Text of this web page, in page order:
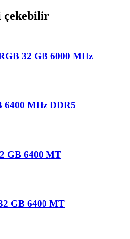
çekebilir
32 GB 6000 MHz
6400 MHz DDR5
GB 6400 MT
GB 6400 MT